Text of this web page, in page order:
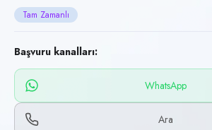
WhatsApp, Telegram, Telefon
İlan açıklaması
İzmit, Kocaeli lokasyonundaki TG Temizlik
Tam Zamanlı
Başvuru kanalları:
WhatsApp
Ara